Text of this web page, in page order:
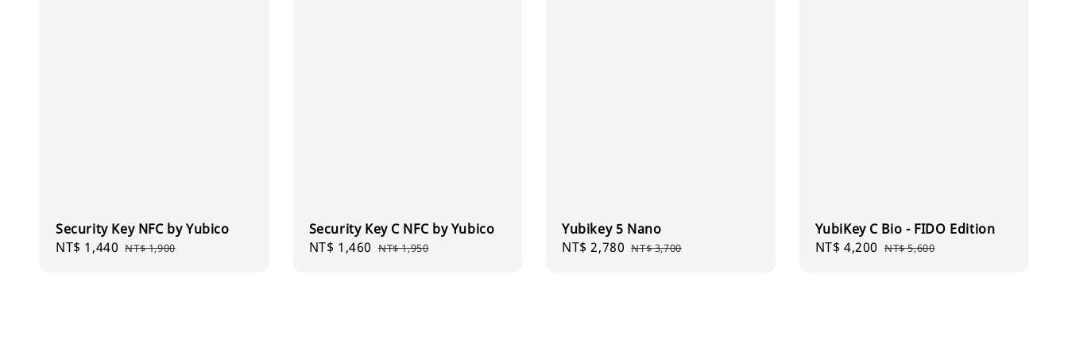
Security Key NFC by Yubico
Sale
NT$ 1,440 Regular
NT$ 1,900
Security Key C NFC by Yubico
Sale
NT$ 1,460 Regular
NT$ 1,950
Yubikey 5 Nano
Sale
NT$ 2,780 Regular
NT$ 3,700
YubiKey C Bio - FIDO Edition
Sale
NT$ 4,200 Regular
NT$ 5,600